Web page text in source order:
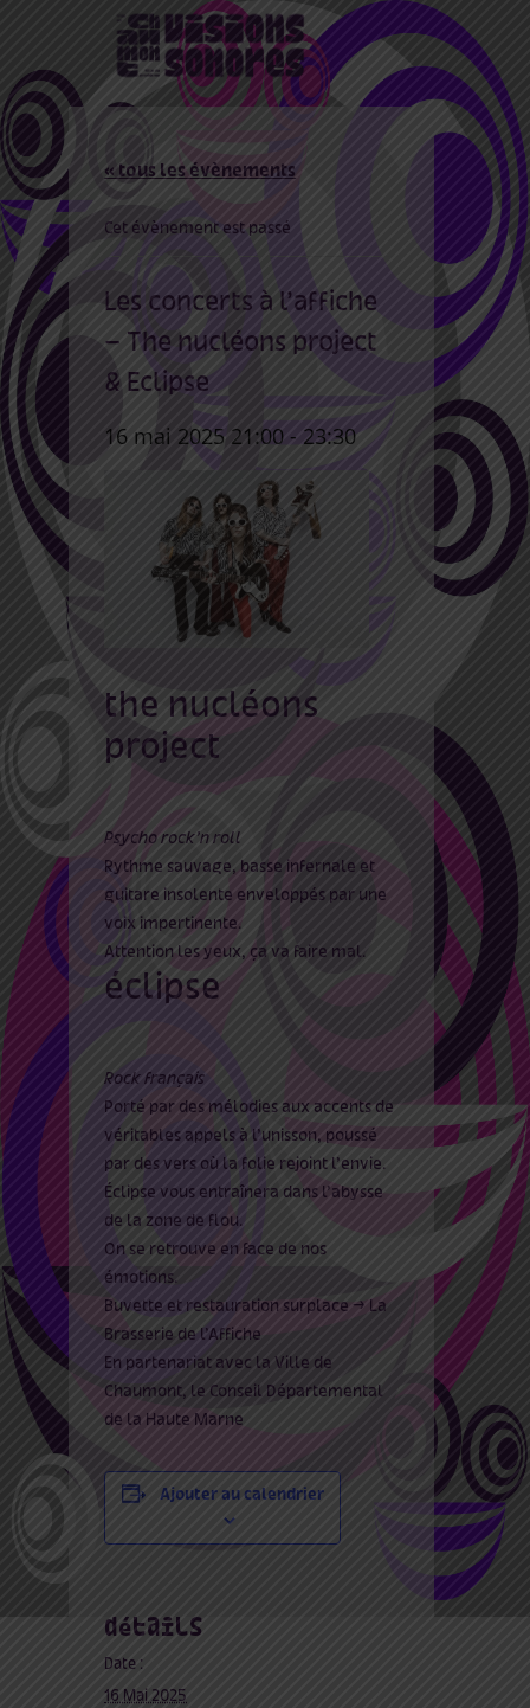
« tous les évènements
Cet évènement est passé
Les concerts à l’affiche
– The nucléons project
& Eclipse
16 mai 2025 21:00 - 23:30
the nucléons
project
Psycho rock’n roll
Rythme sauvage, basse infernale et
guitare insolente enveloppés par une
voix impertinente.
Attention les yeux, ça va faire mal.
éclipse
Rock français
Porté par des mélodies aux accents de
véritables appels à l’unisson, poussé
par des vers où la folie rejoint l’envie.
Éclipse vous entraînera dans l’abysse
de la zone de flou.
On se retrouve en face de nos
émotions.
Buvette et restauration surplace -> La
Brasserie de l’Affiche
En partenariat avec la Ville de
Chaumont, le Conseil Départemental
de la Haute Marne
Ajouter au calendrier
détails
Date :
16 Mai 2025